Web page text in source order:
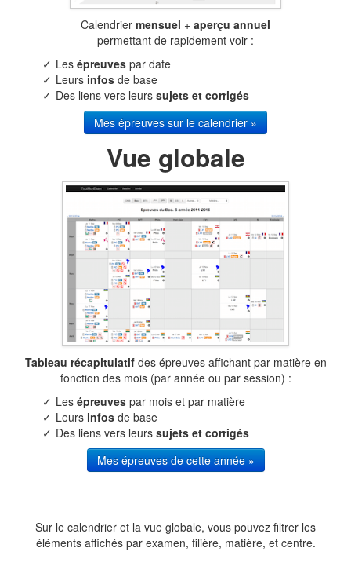
Calendrier mensuel + aperçu annuel
permettant de rapidement voir :
Lesépreuves par date
Leurs infos de base
Des liens vers leurssujets et corrigés
Mes épreuves sur le calendrier »
Vue globale
Tableau récapitulatifdes épreuves affichant par matière en
fonction des mois (par année ou par session) :
Lesépreuves par mois et par matière
Leurs infos de base
Des liens vers leurssujets et corrigés
Mes épreuves de cette année »
Sur le calendrier et la vue globale, vous pouvez filtrer les
éléments affichés par examen, filière, matière, et centre.